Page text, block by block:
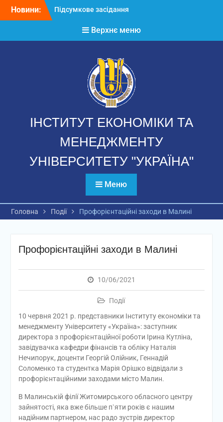
Новини:
Підсумкове засідання
Річний звіт аспірантів
Верхнє меню
ІНСТИТУТ ЕКОНОМІКИ ТА
МЕНЕДЖМЕНТУ
УНІВЕРСИТЕТУ "УКРАЇНА"
Меню
Головна Події Профорієнтаційні заходи в Малині
Профорієнтаційні заходи в Малині
10/06/2021
Події
10 червня 2021 р. представники Інституту економіки та
менеджменту Університету «Україна»: заступник
директора з профорієнтаційної роботи Ірина Кутліна,
завідувачка кафедри фінансів та обліку Наталія
Нечипорук, доценти Георгій Олійник, Геннадій
Соломенко та студентка Марія Орішко відвідали з
профорієнтаційними заходами місто Малин.
В Малинській філії Житомирського обласного центру
зайнятості, яка вже більше п`яти років є нашим
надійним партнером, нас радо зустрів директор